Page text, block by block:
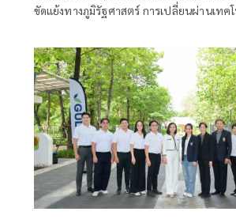
ขัดแย้งทางภูมิรัฐศาสตร์ การเปลี่ยนผ่านเทค
พลิกโฉมระบบเศรษฐกิจของหลายประเทศ